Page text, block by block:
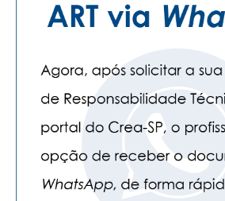
PLATAFORMAS GRATUITAS
APOSENTADORIA
CONVÊNIOS
PLANO DE SAÚDE